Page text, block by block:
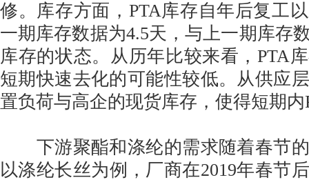
修。库存方面，PTA库存自年后复工
一期库存数据为4.5天，与上一期库存
库存的状态。从历年比较来看，PTA
短期快速去化的可能性较低。从供应
置负荷与高企的现货库存，使得短期
下游聚酯和涤纶的需求随着春节的
以涤纶长丝为例，厂商在2019年春节